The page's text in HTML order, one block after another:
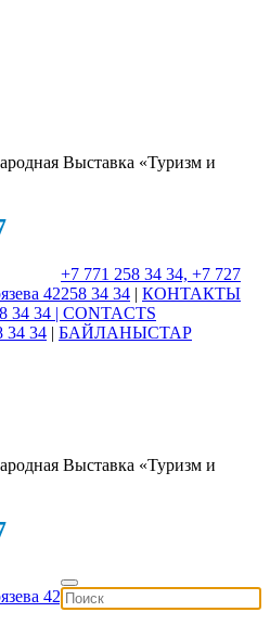
Выставка «Туризм и
42
+7 771 258 34 34, +7 727
258 34 34 | КОНТАКТЫ
34 34 | CONTACTS
34 34 | БАЙЛАНЫСТАР
Выставка «Туризм и
42